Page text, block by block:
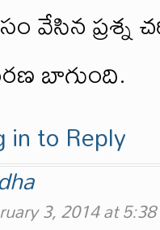
వేసిన ప్రశ్న
బాగుంది.
in to Reply
3, 2014 at